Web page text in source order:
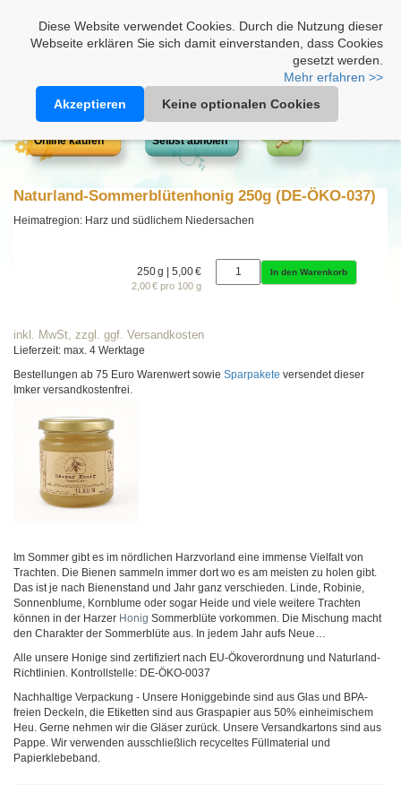
Diese Website verwendet Cookies. Durch die Nutzung dieser
Webseite erklären Sie sich damit einverstanden, dass Cookies
gesetzt werden.
Mehr erfahren >>
Akzeptieren
Keine optionalen Cookies
Online kaufen Selbst abholen
Naturland-Sommerblütenhonig 250g (DE-ÖKO-037)
Heimatregion: Harz und südlichem Niedersachen
250 g | 5,00 €
2,00 € pro 100 g
In den Warenkorb
inkl. MwSt, zzgl. ggf. Versandkosten
Lieferzeit: max. 4 Werktage
Bestellungen ab 75 Euro Warenwert sowie Sparpakete versendet dieser
Imker versandkostenfrei.
Im Sommer gibt es im nördlichen Harzvorland eine immense Vielfalt von
Trachten. Die Bienen sammeln immer dort wo es am meisten zu holen gibt.
Das ist je nach Bienenstand und Jahr ganz verschieden. Linde, Robinie,
Sonnenblume, Kornblume oder sogar Heide und viele weitere Trachten
können in der Harzer Honig Sommerblüte vorkommen. Die Mischung macht
den Charakter der Sommerblüte aus. In jedem Jahr aufs Neue…
Alle unsere Honige sind zertifiziert nach EU-Ökoverordnung und Naturland-
Richtlinien. Kontrollstelle: DE-ÖKO-0037
Nachhaltige Verpackung - Unsere Honiggebinde sind aus Glas und BPA-
freien Deckeln, die Etiketten sind aus Graspapier aus 50% einheimischem
Heu. Gerne nehmen wir die Gläser zurück. Unsere Versandkartons sind aus
Pappe. Wir verwenden ausschließlich recyceltes Füllmaterial und
Papierklebeband.